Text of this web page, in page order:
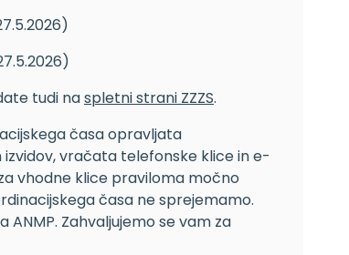
tudi naspletni strani ZZZS.
časa opravljata
vračata telefonske klice in e-
vhodne klice praviloma močno
časa ne sprejemamo.
Zahvaljujemo se vam za